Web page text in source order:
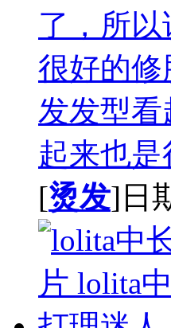
了，所
很好的
发发型
起来也
[烫发]日